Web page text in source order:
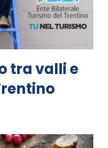
tra valli e